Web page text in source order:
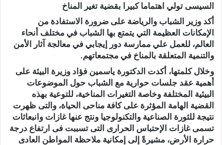
السيسى تولي اهتماما كبيرا بقضية تغير المناخ
أكد وزير الشباب والرياضة على ضرورة الاستفادة من
الإمكانات العظيمة التي يتمتع بها الشباب في مختلف أنحاء
العالم، للعمل علي ممارسة دور إيجابي في معالجة آثار الأمن
والتنمية المتعلقة بالمناخ في مجتمعاتهم.
وخلال كلمتها، أكدت الدكتورة ياسمين فؤاد وزيرة البيئة على
أهمية عقد جلسات حوارية مع الشباب حول الموضوعات
البيئية المختلفة وخاصة التغيرات المناخية، للتوعية بهذه
القضية الهامة المؤثرة على كافة مناحى الحياة، والتى ظهرت
نتيجة للثورة الصناعية والتكنولوجيا ونتج عنها غازات وانبعاثات
تسمى غازات الإحتباس الحرارى التى تسببت فى ارتفاع درجة
حرارة الأرض، مشيرةً إلى إمكانية ملاحظة المواطن العادى